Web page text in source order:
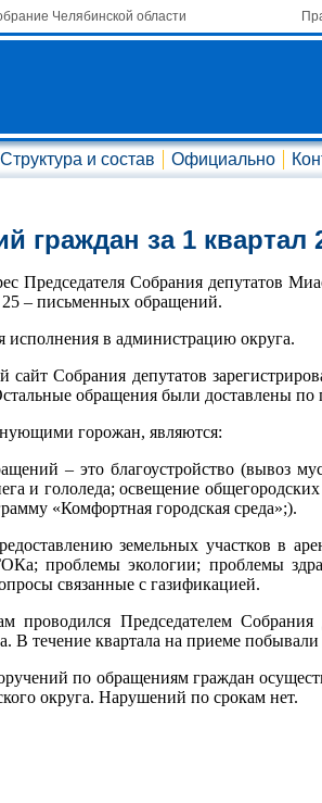
Челябинской области
Структура и состав Официально
граждан за 1 квартал
Председателя Собрания депутатов
– письменных обращений.
исполнения в администрацию округа.
Собрания депутатов
обращения были доставлены по
горожан, являются:
– это благоустройство (вывоз
и гололеда; освещение
«Комфортная городская среда»;).
земельных участков в
проблемы экологии; проблемы
связанные с газификацией.
проводился Председателем
В течение квартала на приеме
по обращениям граждан
округа. Нарушений по срокам нет.